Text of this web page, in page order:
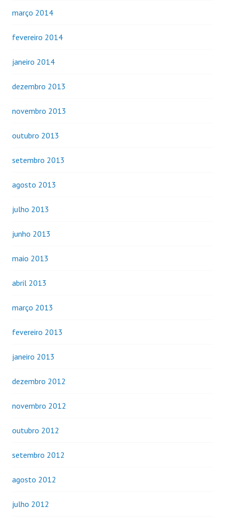
março 2014
fevereiro 2014
janeiro 2014
dezembro 2013
novembro 2013
outubro 2013
setembro 2013
agosto 2013
julho 2013
junho 2013
maio 2013
abril 2013
março 2013
fevereiro 2013
janeiro 2013
dezembro 2012
novembro 2012
outubro 2012
setembro 2012
agosto 2012
julho 2012